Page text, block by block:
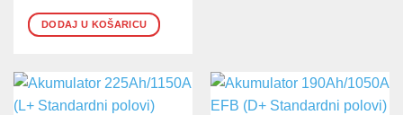
DODAJ U KOŠARICU